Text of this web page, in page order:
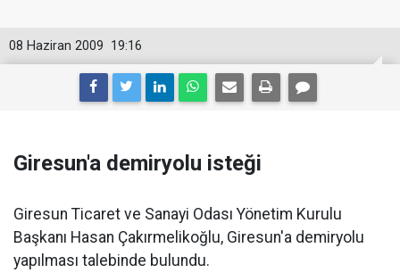
19:16
08 Haziran 2009
Giresun'a demiryolu isteği
Giresun Ticaret ve Sanayi Odası Yönetim Kurulu
Başkanı Hasan Çakırmelikoğlu, Giresun'a demiryolu
yapılması talebinde bulundu.